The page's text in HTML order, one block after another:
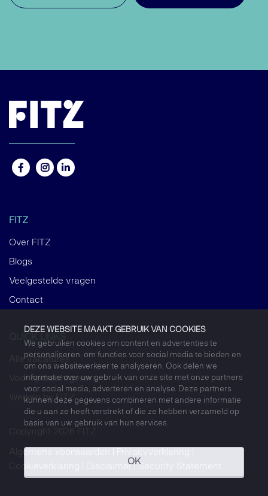
DEZE WEBSITE MAAKT GEBRUIK VAN COOKIES
We gebruiken cookies om content en advertenties te
personaliseren, om functies voor social media te bieden en
om ons websiteverkeer te analyseren. Ook delen we
informatie over uw gebruik van onze site met onze partners
voor social media, adverteren en analyse. Deze partners
kunnen deze gegevens combineren met andere informatie
die u aan ze heeft verstrekt of die ze hebben verzameld op
basis van uw gebruik van hun services.
OK
FITZ
Over FITZ
Blogs
Veelgestelde vragen
Contact
Alle vacatures
Voor opdrachtgevers
Werken bij FITZ
Copyright 2026 FITZ
Algemene voorwaarden
Privacyverklaring
Cookieverklaring
Disclaimer Security Statement